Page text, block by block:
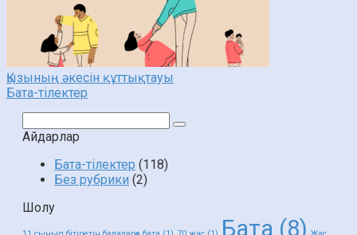
Қызының әкесін құттықтауы
Бата-тілектер
Айдарлар
Бата-тілектер (118)
Без рубрики (2)
Шолу
Бата (8)